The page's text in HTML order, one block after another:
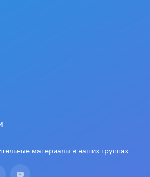
материалы в наших группах